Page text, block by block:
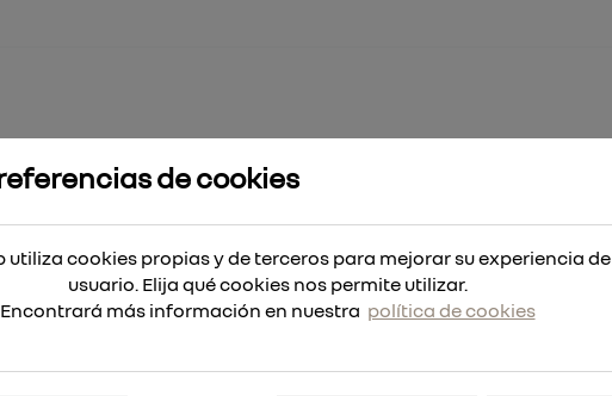
para vidrio, azulejos y mat. abrasivos
y mat. abrasivos
de cookies
utiliza cookies propias y de terceros para mejorar su experiencia de
usuario. Elija qué cookies nos permite utilizar.
Encontrará más información en nuestra política de cookies